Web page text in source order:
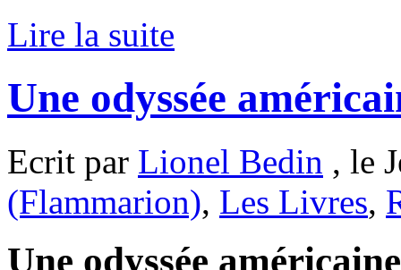
Lire la suite
Une odyssée
Ecrit par Lionel Bedin , le
(Flammarion), Les Livres,
Une odyssée